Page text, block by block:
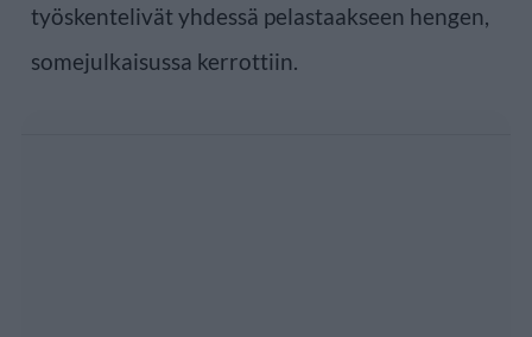
työskentelivät yhdessä pelastaakseen hengen,
somejulkaisussa kerrottiin.